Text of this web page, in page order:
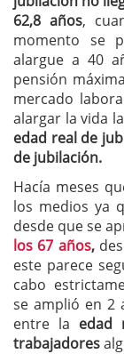
62,8 años,
momento se
alargue a 40
pensión
mercado
alargar la vida
edad real de
de jubilación.
Hacía meses
los medios ya
desde que se
los 67 años,
este parece
cabo
se amplió en 2
entre la edad
trabajadores